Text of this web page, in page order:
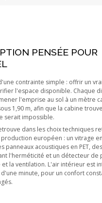
PENSÉE POUR
contrainte simple : offrir un
l'espace disponible. Chaque
l'emprise au sol à un mètre
1,90 m, afin que la cabine
serait impossible.
dans les choix techniques
européen : un vitrage
panneaux acoustiques en PET,
l'herméticité et un détecteur de
la ventilation. L'air intérieur est
minute, pour un confort